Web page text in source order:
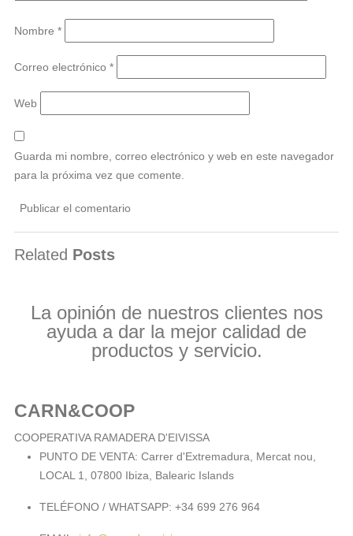
Nombre *
Correo electrónico *
Web
Guarda mi nombre, correo electrónico y web en este navegador
para la próxima vez que comente.
Related Posts
La opinión de nuestros clientes nos
ayuda a dar la mejor calidad de
productos y servicio.
CARN&COOP
COOPERATIVA RAMADERA D'EIVISSA
PUNTO DE VENTA: Carrer d'Extremadura, Mercat nou,
LOCAL 1, 07800 Ibiza, Balearic Islands
TELÉFONO / WHATSAPP: +34 699 276 964